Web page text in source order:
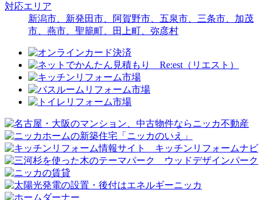
対応エリア
新潟市、新発田市、阿賀野市、五泉市、三条市、加茂
市、燕市、聖籠町、田上町、弥彦村